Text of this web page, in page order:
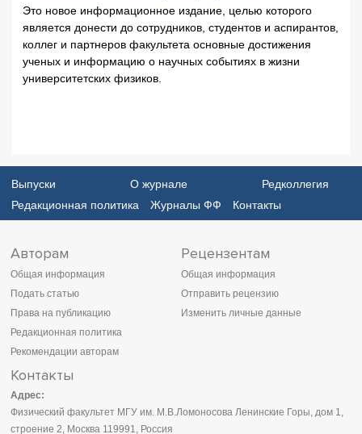
Это новое информационное издание, целью которого
является донести до сотрудников, студентов и аспирантов,
коллег и партнеров факультета основные достижения
ученых и информацию о научных событиях в жизни
университетских физиков.
Выпуски О журнале
Редколлегия
Редакционная политика
Журналы ФФ Контакты
Авторам
Общая информация
Подать статью
Права на публикацию
Редакционная политика
Рекомендации авторам
Рецензентам
Общая информация
Отправить рецензию
Изменить личные данные
Контакты
Адрес:
Физический факультет МГУ им. М.В.Ломоносова Ленинские Горы, дом 1,
строение 2, Москва 119991, Россия